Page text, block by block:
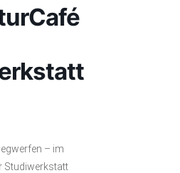
– im
Studiwerkstatt